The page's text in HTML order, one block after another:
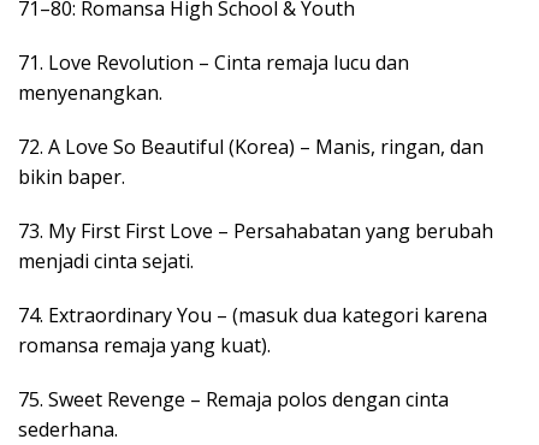
71–80: Romansa High School & Youth
71. Love Revolution – Cinta remaja lucu dan
menyenangkan.
72. A Love So Beautiful (Korea) – Manis, ringan, dan
bikin baper.
73. My First First Love – Persahabatan yang berubah
menjadi cinta sejati.
74. Extraordinary You – (masuk dua kategori karena
romansa remaja yang kuat).
75. Sweet Revenge – Remaja polos dengan cinta
sederhana.